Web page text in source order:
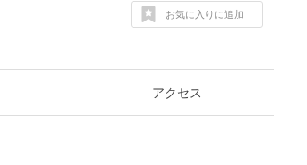
お気に入りに追加
アクセス